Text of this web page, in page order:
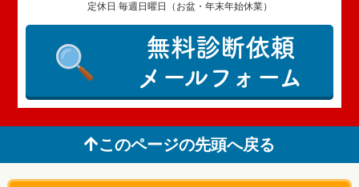
定休日 毎週日曜日（お盆・年末年始休業）
無料診断依頼
メールフォーム
このページの先頭へ戻る